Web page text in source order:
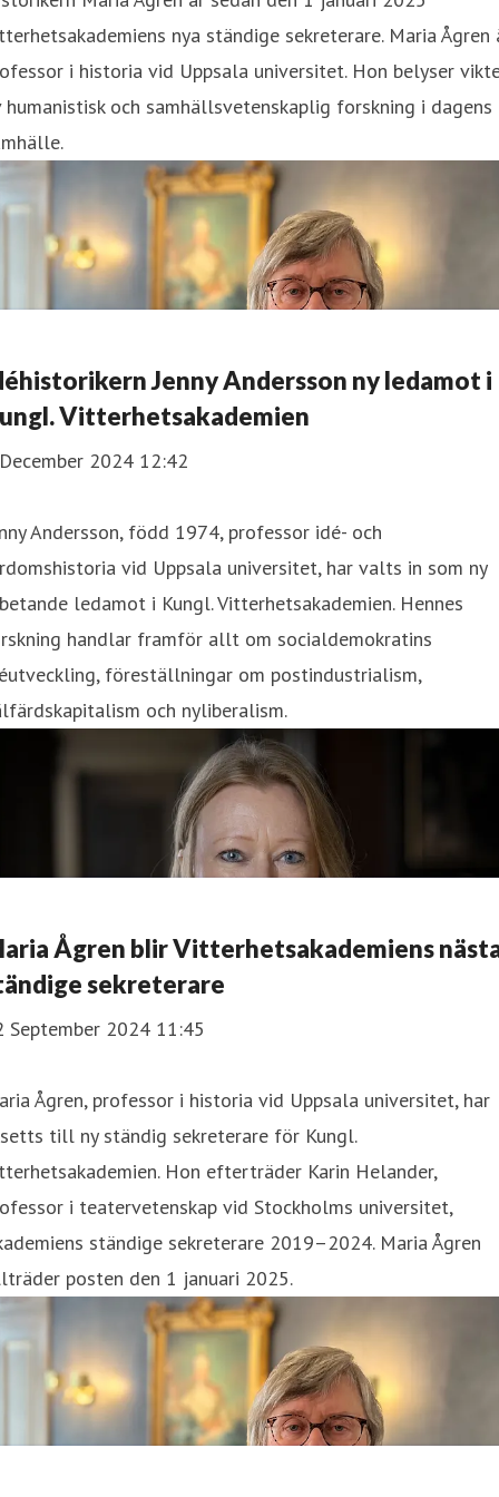
nya ständige sekreterare. Maria Ågren
i historia vid Uppsala universitet. Hon belyser
humanistisk och samhällsvetenskaplig forskning i dagens
Jenny Andersson ny ledamot i
Vitterhetsakademien
2024 12:42
Andersson, född 1974, professor idé- och
vid Uppsala universitet, har valts in som ny
ledamot i Kungl. Vitterhetsakademien. Hennes
handlar framför allt om socialdemokratins
föreställningar om postindustrialism,
och nyliberalism.
Ågren blir Vitterhetsakademiens
sekreterare
September 2024 11:45
Ågren, professor i historia vid Uppsala universitet, har
till ny ständig sekreterare för Kungl.
Hon efterträder Karin Helander,
i teatervetenskap vid Stockholms universitet,
ständige sekreterare 2019–2024. Maria Ågren
posten den 1 januari 2025.